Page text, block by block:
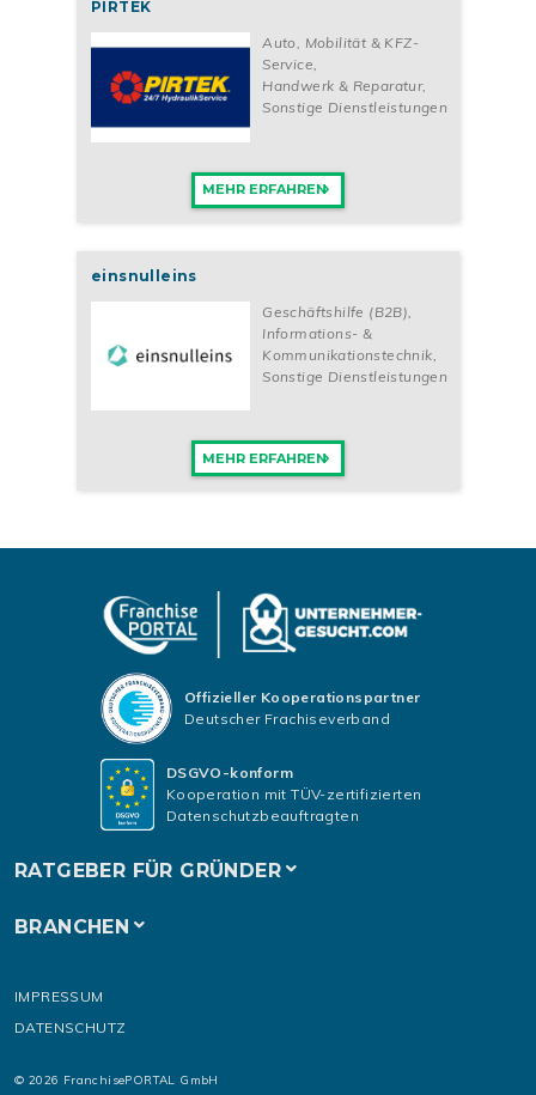
PIRTEK
Auto, Mobilität & KFZ-
Service,
Handwerk & Reparatur,
Sonstige Dienstleistungen
MEHR ERFAHREN
einsnulleins
Geschäftshilfe (B2B)
Informations- &
Kommunikationstechnik
Sonstige Dienstleistungen
MEHR ERFAHREN
Offizieller Kooperationspartner
Deutscher Frachiseverband
DSGVO-konform
Kooperation mit TÜV-zertifizierten
Datenschutzbeauftragten
RATGEBER FÜR GRÜNDER
BRANCHEN
IMPRESSUM
DATENSCHUTZ
© 2026 FranchisePORTAL GmbH